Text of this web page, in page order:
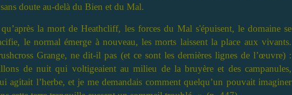
doute au-delà du Bien et du Mal.
la mort de Heathcliff, les forces du Mal s'épuisent, le domaine se
le normal émerge à nouveau, les morts laissent la place aux vivants.
Grange, ne dit-il pas (et ce sont les dernières lignes de l’œuvre) :
de nuit qui voltigeaient au milieu de la bruyère et des campanules,
agitait l’herbe, et je me demandais comment quelqu’un pouvait imaginer